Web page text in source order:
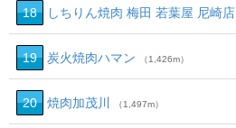
18 しちりん焼肉 梅田 若葉屋 尼崎店
19 炭火焼肉ハマン （1,426m）
20 焼肉加茂川 （1,497m）